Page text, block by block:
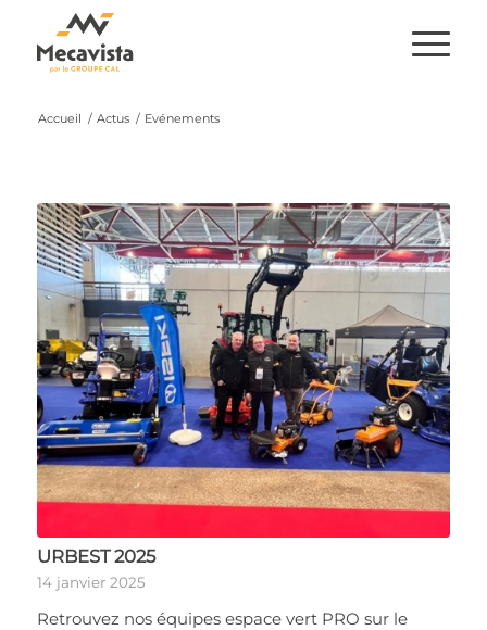
Accueil / Actus / Evénements
URBEST 2025
14 janvier 2025
Retrouvez nos équipes espace vert PRO sur le